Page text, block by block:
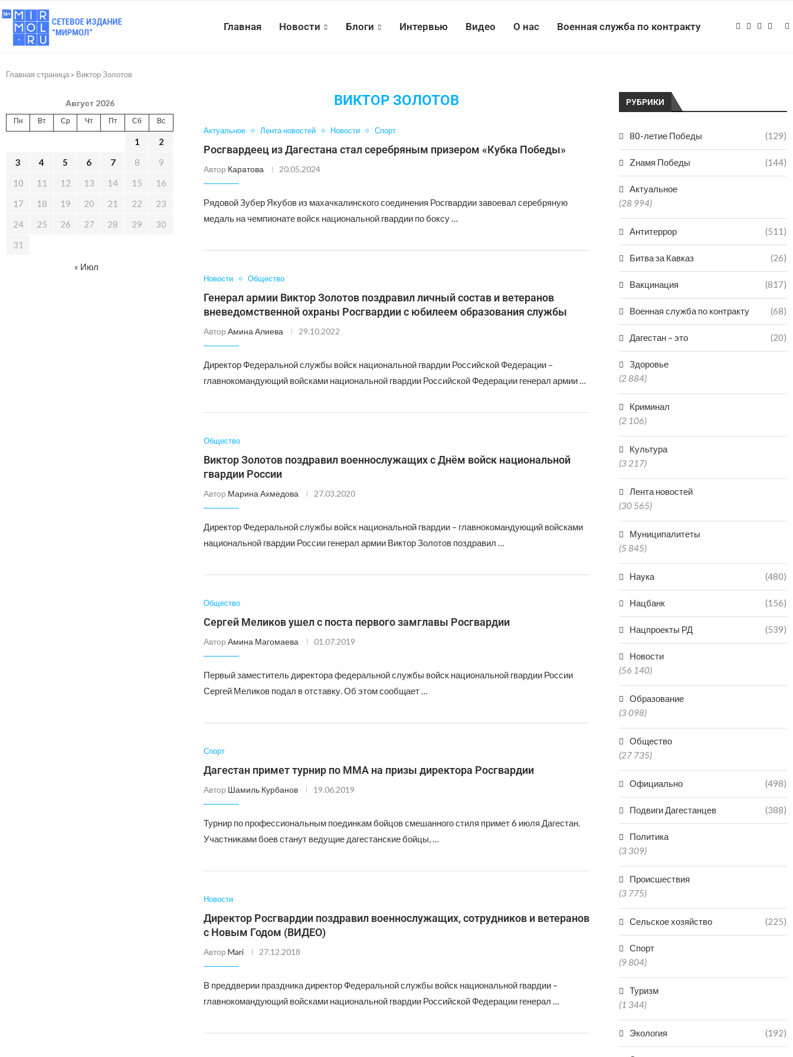
Главная Новости Блоги Интервью Видео О нас Военная служба по контракту
Главная страница » Виктор Золотов
ВИКТОР ЗОЛОТОВ
Актуальное Лента новостей Новости Спорт
Росгвардеец из Дагестана стал серебряным призером «Кубка Победы»
Автор Каратова 20.05.2024
Рядовой Зубер Якубов из махачкалинского соединения Росгвардии завоевал серебряную
медаль на чемпионате войск национальной гвардии по боксу …
Новости Общество
Генерал армии Виктор Золотов поздравил личный состав и ветеранов
вневедомственной охраны Росгвардии с юбилеем образования службы
Автор Амина Алиева 29.10.2022
Директор Федеральной службы войск национальной гвардии Российской Федерации –
главнокомандующий войсками национальной гвардии Российской Федерации генерал армии …
Общество
Виктор Золотов поздравил военнослужащих с Днём войск национальной
гвардии России
Автор Марина Ахмедова 27.03.2020
Директор Федеральной службы войск национальной гвардии – главнокомандующий войсками
национальной гвардии России генерал армии Виктор Золотов поздравил …
Общество
Сергей Меликов ушел с поста первого замглавы Росгвардии
Автор Амина Магомаева 01.07.2019
Первый заместитель директора федеральной службы войск национальной гвардии России
Сергей Меликов подал в отставку. Об этом сообщает …
Спорт
Дагестан примет турнир по ММА на призы директора Росгвардии
Автор Шамиль Курбанов 19.06.2019
Турнир по профессиональным поединкам бойцов смешанного стиля примет 6 июля Дагестан.
Участниками боев станут ведущие дагестанские бойцы, …
Новости
Директор Росгвардии поздравил военнослужащих, сотрудников и ветеранов
с Новым Годом (ВИДЕО)
Автор Mari 27.12.2018
В преддверии праздника директор Федеральной службы войск национальной гвардии –
главнокомандующий войсками национальной гвардии Российской Федерации генерал …
РУБРИКИ
80-летие Победы (129)
Zнамя Победы (144)
Актуальное
(28 994)
Антитеррор (511)
Битва за Кавказ (26)
Вакцинация (817)
Военная служба по контракту (68)
Дагестан – это (20)
Здоровье
(2 884)
Криминал
(2 106)
Культура
(3 217)
Лента новостей
(30 565)
Муниципалитеты
(5 845)
Наука (480)
Нацбанк (156)
Нацпроекты РД (539)
Новости
(56 140)
Образование
(3 098)
Общество
(27 735)
Официально (498)
Подвиги Дагестанцев (388)
Политика
(3 309)
Происшествия
(3 775)
Сельское хозяйство (225)
Спорт
(9 804)
Туризм
(1 344)
Экология (192)
Август 2026
Пн Вт Ср Чт Пт Сб Вс
1
2
3
4 5 6 7 8
9
10
11 12 13 14 15
16
17
18 19 20 21 22
23
24
25 26 27 28 29
30
31
« Июл